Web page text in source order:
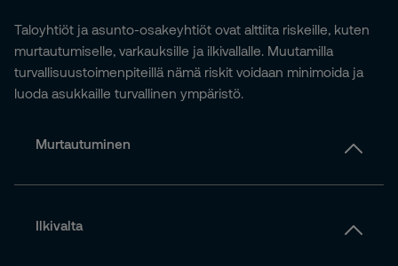
Taloyhtiöt ja asunto-osakeyhtiöt ovat alttiita riskeille, kuten
murtautumiselle, varkauksille ja ilkivallalle. Muutamilla
turvallisuustoimenpiteillä nämä riskit voidaan minimoida ja
luoda asukkaille turvallinen ympäristö.
Murtautuminen
Ilkivalta